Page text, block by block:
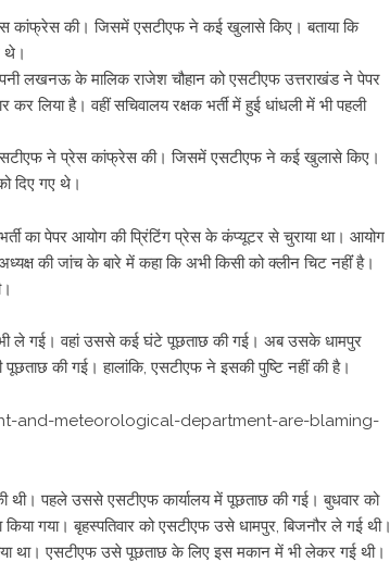
कांफ्रेस की। जिसमें एसटीएफ ने कई खुलासे किए। बताया कि
थे।
लखनऊ के मालिक राजेश चौहान को एसटीएफ उत्तराखंड ने पेपर
लिया है। वहीं सचिवालय रक्षक भर्ती में हुई धांधली में भी पहली
ने प्रेस कांफ्रेस की। जिसमें एसटीएफ ने कई खुलासे किए।
दिए गए थे।
का पेपर आयोग की प्रिंटिंग प्रेस के कंप्यूटर से चुराया था। आयोग
की जांच के बारे में कहा कि अभी किसी को क्लीन चिट नहींं है।
भी ले गई। वहां उससे कई घंटे पूछताछ की गई। अब उसके धामपुर
की गई। हालांकि, एसटीएफ ने इसकी पुष्टि नहीं की है।
and-meteorological-department-are-blaming-
थी। पहले उससे एसटीएफ कार्यालय में पूछताछ की गई। बुधवार को
गया। बृहस्पतिवार को एसटीएफ उसे धामपुर, बिजनौर ले गई थी।
था। एसटीएफ उसे पूछताछ के लिए इस मकान में भी लेकर गई थी।